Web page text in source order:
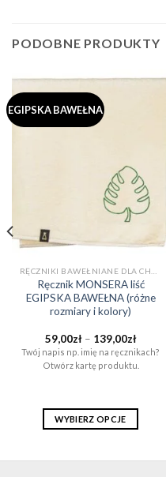
PODOBNE PRODUKTY
EGIPSKA BAWEŁNA
Ręcznik MONSERA liść
EGIPSKA BAWEŁNA (różne
rozmiary i kolory)
59,00zł – 139,00złZakres
cen:
od
59,00zł
Twój napis np. imię na ręcznikach?
Otwórz kartę produktu.
WYBIERZ OPCJE